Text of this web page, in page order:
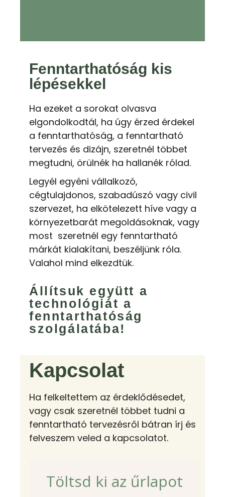
Fenntarthatóság kis
lépésekkel
Ha ezeket a sorokat olvasva
elgondolkodtál, ha úgy érzed érdekel
a fenntarthatóság, a fenntartható
tervezés és dizájn, szeretnél többet
megtudni, örülnék ha hallanék rólad.
Legyél egyéni vállalkozó,
cégtulajdonos, szabadúszó vagy civil
szervezet, ha elkötelezett híve vagy a
környezetbarát megoldásoknak, vagy
most szeretnél egy fenntartható
márkát kialakítani, beszéljünk róla.
Valahol mind elkezdtük.
Állítsuk együtt a
technológiát a
fenntarthatóság
szolgálatába!
Kapcsolat
Ha felkeltettem az érdeklődésedet,
vagy csak szeretnél többet tudni a
fenntartható tervezésről bátran írj és
felveszem veled a kapcsolatot.
Töltsd ki az űrlapot